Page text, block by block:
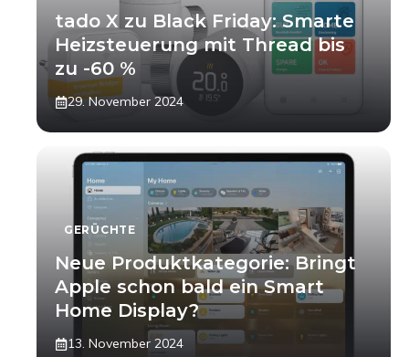
tado X zu Black Friday: Smarte
Heizsteuerung mit Thread bis
zu -60 %
29. November 2024
GERÜCHTE
Neue Produktkategorie: Bringt
Apple schon bald ein Smart
Home Display?
13. November 2024